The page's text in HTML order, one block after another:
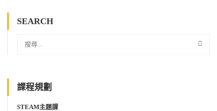
SEARCH
課程規劃
STEAM主題課